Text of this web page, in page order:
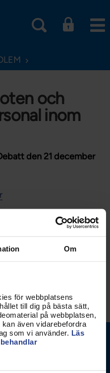
Om
för webbplatsens
till dig på bästa sätt,
på webbplatsen,
även vidarebefordra
som vi använder. Läs
och
inom
den 21 december